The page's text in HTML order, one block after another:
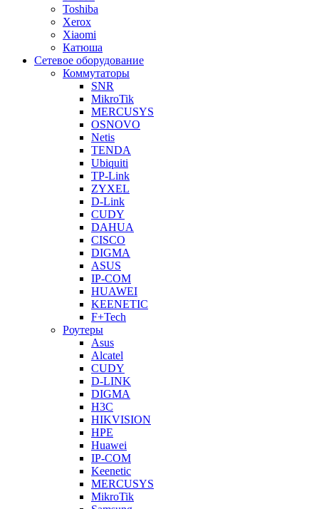
Toshiba
Xerox
Xiaomi
Катюша
Сетевое оборудование
Коммутаторы
SNR
MikroTik
MERCUSYS
OSNOVO
Netis
TENDA
Ubiquiti
TP-Link
ZYXEL
D-Link
CUDY
DAHUA
CISCO
DIGMA
ASUS
IP-COM
HUAWEI
KEENETIC
F+Tech
Роутеры
Asus
Alcatel
CUDY
D-LINK
DIGMA
H3C
HIKVISION
HPE
Huawei
IP-COM
Keenetic
MERCUSYS
MikroTik